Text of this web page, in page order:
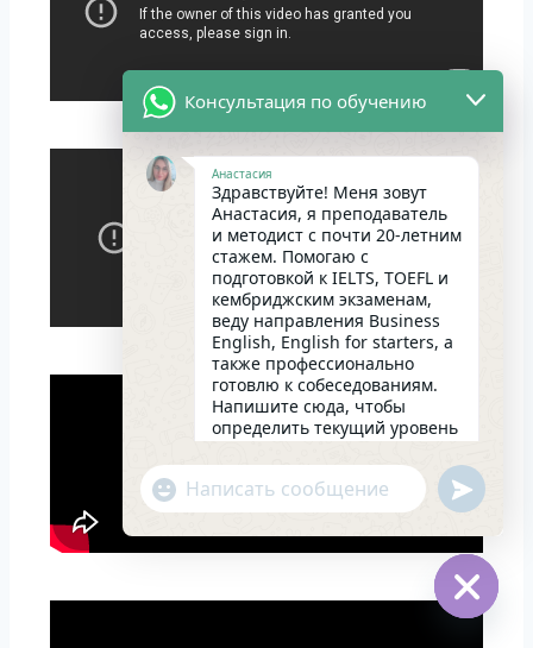
Консультация по обучению
Анастасия
Здравствуйте! Меня зовут
Анастасия, я преподаватель
и методист с почти 20-летним
стажем. Помогаю с
подготовкой к IELTS, TOEFL и
кембриджским экзаменам,
веду направления Business
English, English for starters, а
также профессионально
готовлю к собеседованиям.
Напишите сюда, чтобы
определить текущий уровень
английского и составить
индивидуальный план
занятий. Какова главная цель
в изучении языка на
сегодняшний день?
10:43
"+chaty_settings.lang.emoji_picker+"
WhatsApp
Message